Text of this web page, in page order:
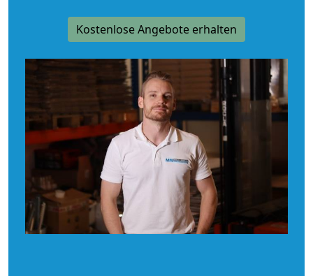
Kostenlose Angebote erhalten